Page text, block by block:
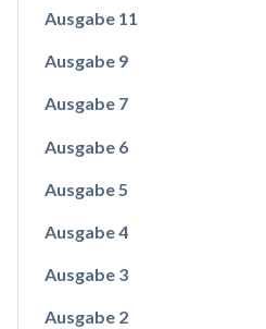
Ausgabe 11
Ausgabe 9
Ausgabe 7
Ausgabe 6
Ausgabe 5
Ausgabe 4
Ausgabe 3
Ausgabe 2